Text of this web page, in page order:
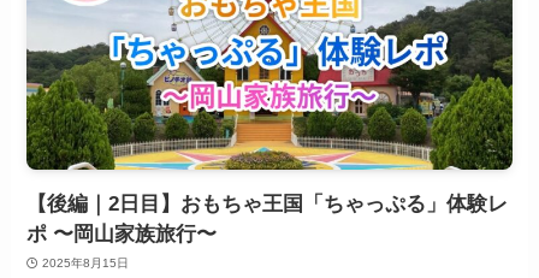
【後編｜2日目】おもちゃ王国「ちゃっぷる」体験レ
ポ 〜岡山家族旅行〜
2025年8月15日